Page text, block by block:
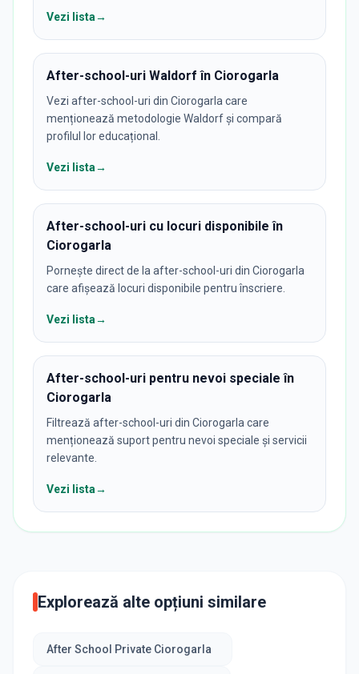
Vezi lista→
After-school-uri Waldorf în Ciorogarla
Vezi after-school-uri din Ciorogarla care
menționează metodologie Waldorf și compară
profilul lor educațional.
Vezi lista→
After-school-uri cu locuri disponibile în
Ciorogarla
Pornește direct de la after-school-uri din Ciorogarla
care afișează locuri disponibile pentru înscriere.
Vezi lista→
After-school-uri pentru nevoi speciale în
Ciorogarla
Filtrează after-school-uri din Ciorogarla care
menționează suport pentru nevoi speciale și servicii
relevante.
Vezi lista→
Explorează alte opțiuni similare
After School Private Ciorogarla